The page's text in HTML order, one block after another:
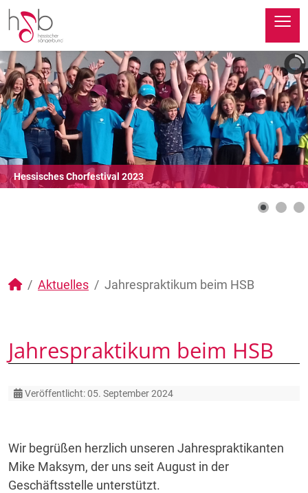
Hessisches Chorfestival 2023
Aktuelles Jahrespraktikum beim HSB
Jahrespraktikum beim HSB
Details
Veröffentlicht: 05. September 2024
Wir begrüßen herzlich unseren Jahrespraktikanten
Mike Maksym, der uns seit August in der
Geschäftsstelle unterstützt.
≡